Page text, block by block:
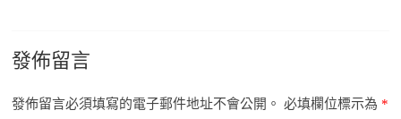
發佈留言
發佈留言必須填寫的電子郵件地址不會公開。 必填欄位標示為 *